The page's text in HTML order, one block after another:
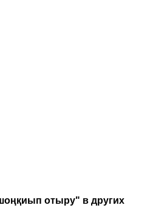
отыру" в других